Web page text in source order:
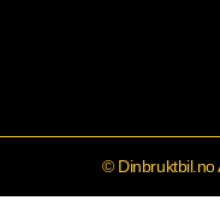
© Dinbruktbil.no